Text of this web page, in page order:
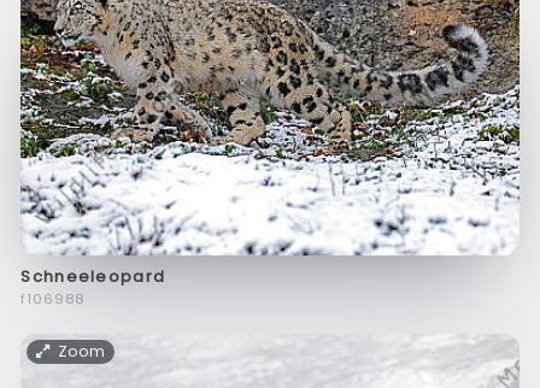
Schneeleopard
f106988
Zoom